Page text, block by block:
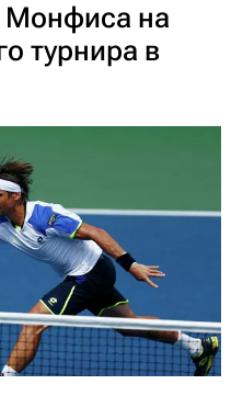
Монфиса на
турнира в